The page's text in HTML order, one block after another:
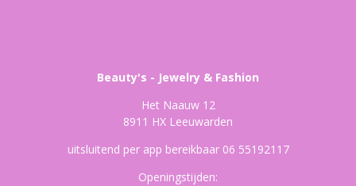
Beauty's - Jewelry & Fashion
Het Naauw 12
8911 HX Leeuwarden
uitsluitend per app bereikbaar 06 55192117
Openingstijden: